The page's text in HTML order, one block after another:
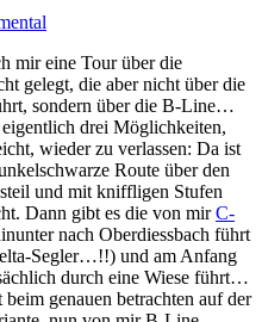
mir eine Tour über die
gelegt, die aber nicht über die
sondern über die B-Line…
drei Möglichkeiten,
wieder zu verlassen: Da ist
Route über den
und mit kniffligen Stufen
Dann gibt es die von mirC-
nach Oberdiessbach führt
Segler…!!) und am Anfang
durch eine Wiese führt…
genauen betrachten auf der